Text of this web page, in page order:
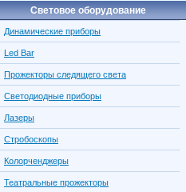
Световое оборудование
Динамические приборы
Led Bar
Прожекторы следящего света
Светодиодные приборы
Лазеры
Стробоскопы
Колорченджеры
Театральные прожекторы